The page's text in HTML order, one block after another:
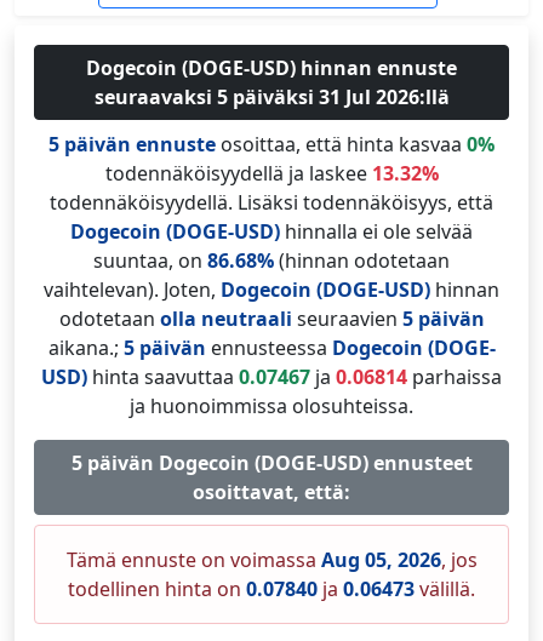
Dogecoin (DOGE-USD) hinnan ennuste
seuraavaksi 5 päiväksi 31 Jul 2026:llä
5 päivän ennuste osoittaa, että hinta kasvaa 0%
todennäköisyydellä ja laskee 13.32%
todennäköisyydellä. Lisäksi todennäköisyys, että
Dogecoin (DOGE-USD) hinnalla ei ole selvää
suuntaa, on 86.68%(hinnan odotetaan
vaihtelevan). Joten, Dogecoin (DOGE-USD) hinnan
odotetaan olla neutraali seuraavien 5 päivän
aikana.; 5 päivän ennusteessa Dogecoin (DOGE-
USD) hinta saavuttaa 0.07467 ja 0.06814 parhaissa
ja huonoimmissa olosuhteissa.
5 päivän Dogecoin (DOGE-USD) ennusteet
osoittavat, että:
Tämä ennuste on voimassa Aug 05, 2026, jos
todellinen hinta on 0.07840 ja 0.06473välillä.